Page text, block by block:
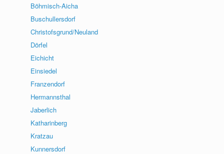
Böhmisch-Aicha
Buschullersdorf
Christofsgrund/Neuland
Dörfel
Eichicht
Einsiedel
Franzendorf
Hermannsthal
Jaberlich
Katharinberg
Kratzau
Kunnersdorf